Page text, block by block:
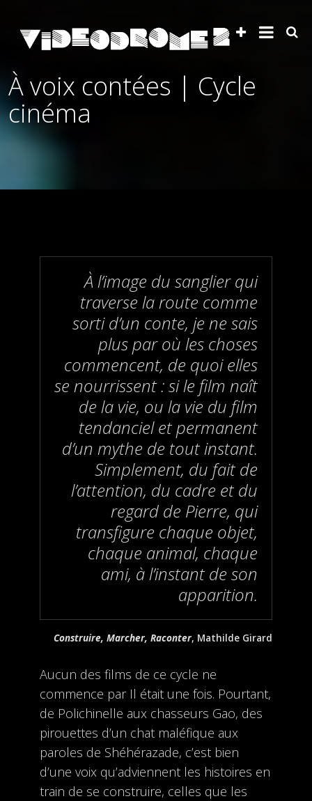
À voix contées | Cycle
cinéma
À l’image du sanglier qui
traverse la route comme
sorti d’un conte, je ne sais
plus par où les choses
commencent, de quoi elles
se nourrissent : si le film naît
de la vie, ou la vie du film
tendanciel et permanent
d’un mythe de tout instant.
Simplement, du fait de
l’attention, du cadre et du
regard de Pierre, qui
transfigure chaque objet,
chaque animal, chaque
ami, à l’instant de son
apparition.
Construire, Marcher, Raconter, Mathilde Girard
Aucun des films de ce cycle ne
commence par Il était une fois. Pourtant,
de Polichinelle aux chasseurs Gao, des
pirouettes d’un chat maléfique aux
paroles de Shéhérazade, c’est bien
d’une voix qu’adviennent les histoires en
train de se construire, celles que les